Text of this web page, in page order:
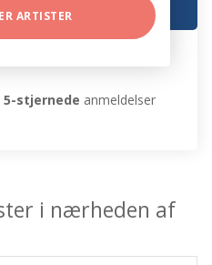
ARTISTER
5-stjernede anmeldelser
i nærheden af